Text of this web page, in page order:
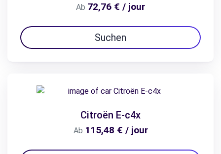
Ab 72,76 € / jour
Suchen
Citroën E-c4x
Ab 115,48 € / jour